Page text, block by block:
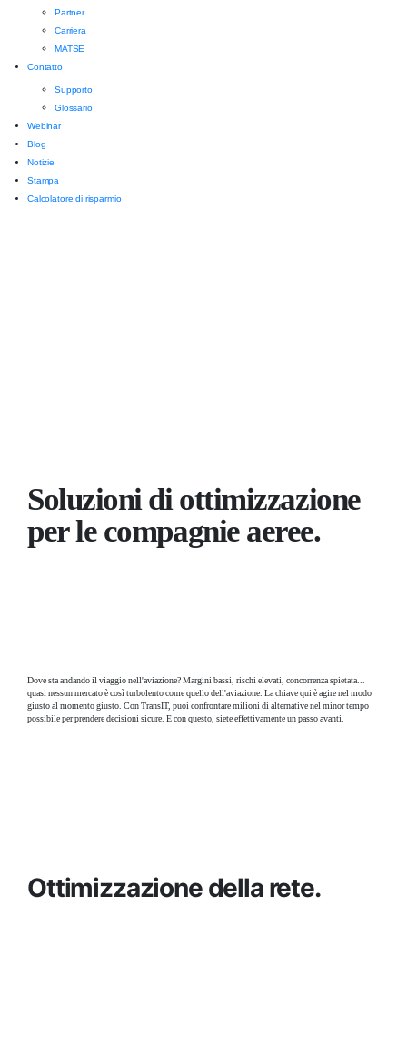
Partner
Carriera
MATSE
Contatto
Supporto
Glossario
Webinar
Blog
Notizie
Stampa
Calcolatore di risparmio
Soluzioni di ottimizzazione
per le compagnie aeree.
Dove sta andando il viaggio nell'aviazione? Margini bassi, rischi elevati, concorrenza spietata...
quasi nessun mercato è così turbolento come quello dell'aviazione. La chiave qui è agire nel modo
giusto al momento giusto. Con TransIT, puoi confrontare milioni di alternative nel minor tempo
possibile per prendere decisioni sicure. E con questo, siete effettivamente un passo avanti.
Ottimizzazione della rete.